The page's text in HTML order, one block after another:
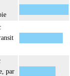
par